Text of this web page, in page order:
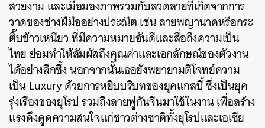
สวยงาม และเมื่อมองภาพรวมกับลวดลายที่เกิดจากการ
วาดของช่างฝีมืออย่างประณีต เช่น ลายพญานาคหรือกระ
ติ๊บข้าวเหนียว ที่มีความหมายอันดีและสื่อถึงความเป็น
ไทย ย่อมทำให้สัมผัสถึงคุณค่าและเอกลักษณ์ของตัวงาน
ได้อย่างลึกซึ้ง นอกจากนั้นเธอยังพยายามตีโจทย์ความ
เป็น Luxury ด้วยการหยิบบริบทของยุคแกสบี้ ซึ่งเป็นยุค
รุ่งเรืองของยุโรป รวมถึงลายพู่กันจีนมาใช้ในงาน เพื่อสร้าง
แรงดึงดูดความสนใจแก่ชาวต่างชาติทั้งยุโรปและเอเชีย